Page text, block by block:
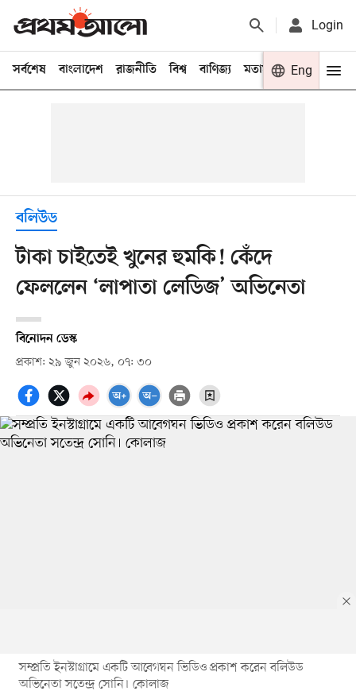
Login
সর্বশেষ বাংলাদেশ রাজনীতি বিশ্ব বাণিজ্য মতামত খেলা
Eng
বলিউড
টাকা চাইতেই খুনের হুমকি! কেঁদে
ফেললেন ‘লাপাতা লেডিজ’ অভিনেতা
বিনোদন ডেস্ক
প্রকাশ: ২৯ জুন ২০২৬, ০৭: ৩০
সম্প্রতি ইনস্টাগ্রামে একটি আবেগঘন ভিডিও প্রকাশ করেন বলিউড
অভিনেতা সতেন্দ্র সোনি। কোলাজ